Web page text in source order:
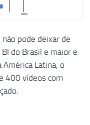
pode deixar de
do Brasil e maior e
Latina, o
400 vídeos com